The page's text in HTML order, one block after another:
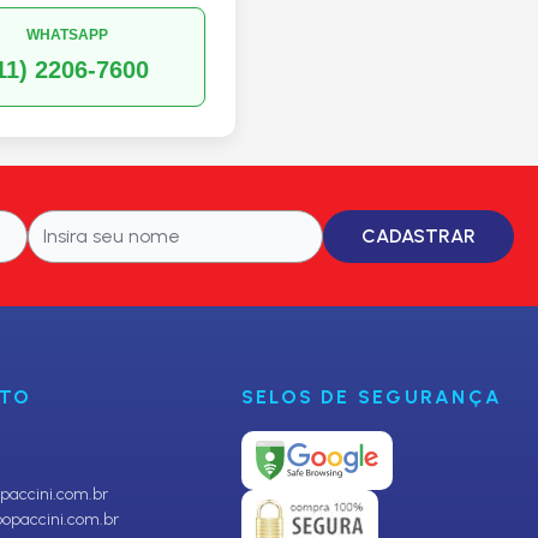
WHATSAPP
2206-7600
CADASTRAR
SELOS DE SEGURANÇA